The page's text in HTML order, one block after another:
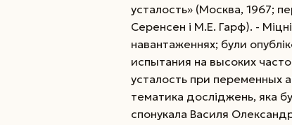
усталость» (Москва, 1967;
Серенсен і М.Е. Гарф). -
навантаженнях; були
испытания на высоких
усталость при переменных
тематика досліджень, яка
спонукала Василя